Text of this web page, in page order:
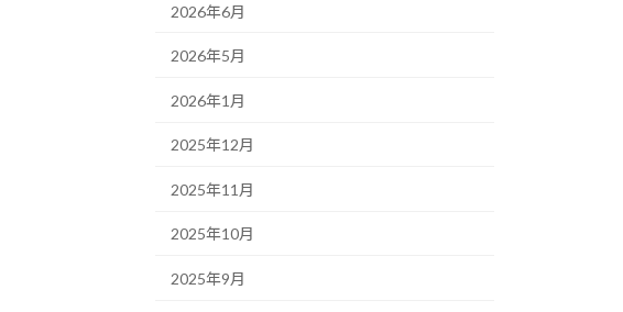
2026年6月
2026年5月
2026年1月
2025年12月
2025年11月
2025年10月
2025年9月